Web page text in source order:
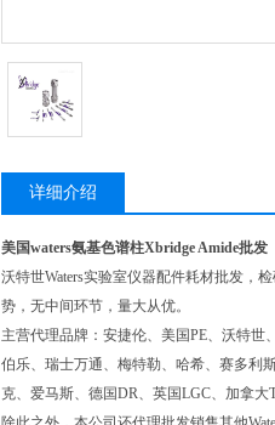
详细介绍
美国waters氨基色谱柱Xbridge Amide批发
沃特世Waters实验室仪器配件耗材批发，
势，无中间环节，量大从优。
主营代理品牌：安捷伦、美国PE、沃特
伯乐、瑞士万通、梅特勒、哈希、赛多利
克、爱马斯、德国DR、英国LGC、加拿大